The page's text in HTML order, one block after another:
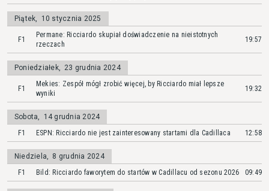
Piątek, 10 stycznia 2025
F1
Permane: Ricciardo skupiał doświadczenie na nieistotnych
rzeczach
19:57
Poniedziałek, 23 grudnia 2024
F1
Mekies: Zespół mógł zrobić więcej, by Ricciardo miał lepsze
wyniki
19:32
Sobota,
14 grudnia 2024
F1
ESPN: Ricciardo nie jest zainteresowany startami dla Cadillaca 12:58
Niedziela, 8 grudnia 2024
F1
Bild: Ricciardo faworytem do startów w Cadillacu od sezonu 2026 09:49